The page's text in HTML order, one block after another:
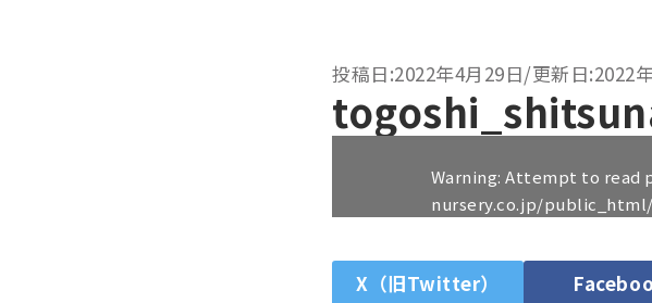
投稿日:2022年4月29日/更新日:2022
Warning: Attempt to read
nursery.co.jp/
X（旧Twitter）